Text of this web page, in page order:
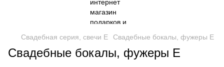
Свадебная серия, свечи Е Свадебные бокалы, фужеры Е
Свадебные бокалы, фужеры Е